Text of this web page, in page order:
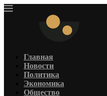
Главная
Новости
Политика
Экономика
Общество